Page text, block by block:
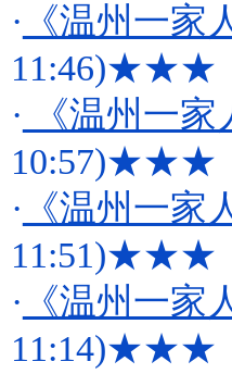
· 《温州一
11:46)★★★
· 《温州一
10:57)★★★
· 《温州一
11:51)★★★
· 《温州一
11:14)★★★